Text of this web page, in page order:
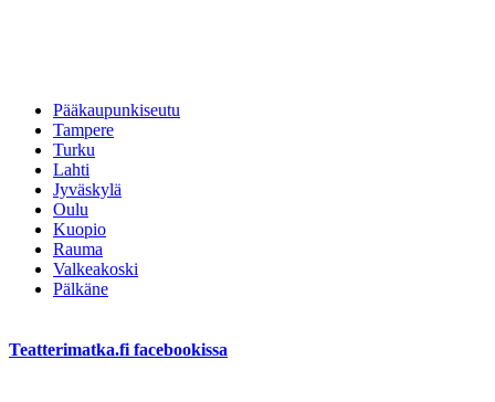
Pääkaupunkiseutu
Tampere
Turku
Lahti
Jyväskylä
Oulu
Kuopio
Rauma
Valkeakoski
Pälkäne
Teatterimatka.fi facebookissa